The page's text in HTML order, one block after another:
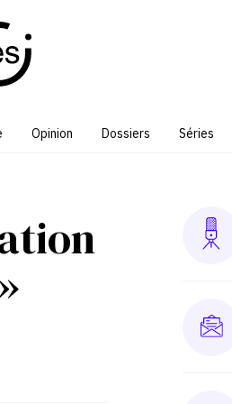
Opinion Dossiers Séries